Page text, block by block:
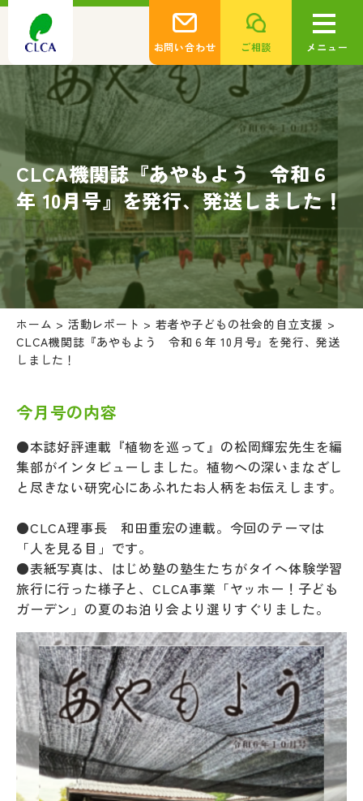
お問い合わせ ご相談 メニュー
CLCA機関誌『あやもよう 令和６
年 10月号』を発行、発送しました！
ホーム > 活動レポート >若者や子どもの社会的自立支援 >
CLCA機関誌『あやもよう 令和６年 10月号』を発行、発送
しました！
今月号の内容
●本誌好評連載『植物を巡って』の松岡輝宏先生を編
集部がインタビューしました。植物への深いまなざし
と尽きない研究心にあふれたお人柄をお伝えします。
●CLCA理事長 和田重宏の連載。今回のテーマは
「人を見る目」です。
●表紙写真は、はじめ塾の塾生たちがタイへ体験学習
旅行に行った様子と、CLCA事業「ヤッホー！子ども
ガーデン」の夏のお泊り会より選りすぐりました。